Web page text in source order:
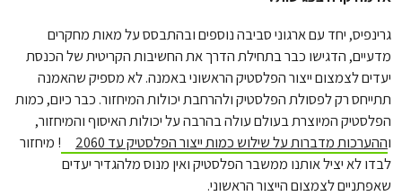
גרינפיס, יחד עם ארגוני סביבה נוספים ובהתבסס על מאות מחקרים
מדעיים, הדגישו כבר בתחילת הדרך את החשיבות הקריטית של הכנסת
יעדים לצמצום ייצור הפלסטיק הראשוני באמנה. לא מספיק שהאמנה
תתייחס רק לפסולת הפלסטיק ולהרחבת יכולות המיחזור. כבר כיום, כמות
הפלסטיק המיוצרת בעולם עולה בהרבה על יכולות האיסוף והמיחזור,
וההערכות מדברות על שילוש כמות ייצור הפלסטיק עד 2060
! מיחזור
לבדו לא יציל אותנו ממשבר הפלסטיק ואין מנוס מלהגדיר יעדים
שאפתניים לצמצום הייצור הראשוני.